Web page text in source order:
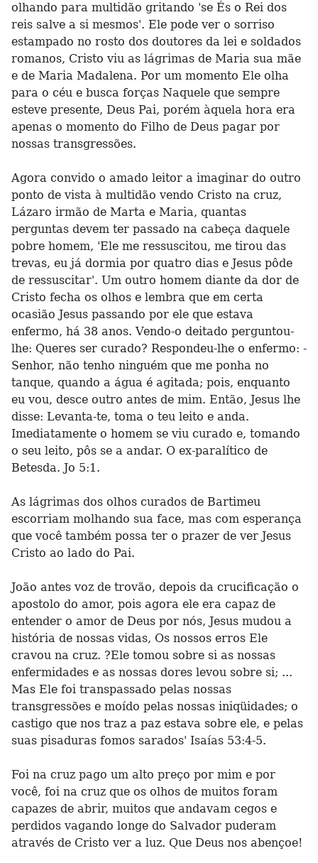
olhando para multidão gritando 'se És o Rei dos
reis salve a si mesmos'. Ele pode ver o sorriso
estampado no rosto dos doutores da lei e soldados
romanos, Cristo viu as lágrimas de Maria sua mãe
e de Maria Madalena. Por um momento Ele olha
para o céu e busca forças Naquele que sempre
esteve presente, Deus Pai, porém àquela hora era
apenas o momento do Filho de Deus pagar por
nossas transgressões.
Agora convido o amado leitor a imaginar do outro
ponto de vista à multidão vendo Cristo na cruz,
Lázaro irmão de Marta e Maria, quantas
perguntas devem ter passado na cabeça daquele
pobre homem, 'Ele me ressuscitou, me tirou das
trevas, eu já dormia por quatro dias e Jesus pôde
de ressuscitar'. Um outro homem diante da dor de
Cristo fecha os olhos e lembra que em certa
ocasião Jesus passando por ele que estava
enfermo, há 38 anos. Vendo-o deitado perguntou-
lhe: Queres ser curado? Respondeu-lhe o enfermo: -
Senhor, não tenho ninguém que me ponha no
tanque, quando a água é agitada; pois, enquanto
eu vou, desce outro antes de mim. Então, Jesus lhe
disse: Levanta-te, toma o teu leito e anda.
Imediatamente o homem se viu curado e, tomando
o seu leito, pôs se a andar. O ex-paralítico de
Betesda. Jo 5:1.
As lágrimas dos olhos curados de Bartimeu
escorriam molhando sua face, mas com esperança
que você também possa ter o prazer de ver Jesus
Cristo ao lado do Pai.
João antes voz de trovão, depois da crucificação o
apostolo do amor, pois agora ele era capaz de
entender o amor de Deus por nós, Jesus mudou a
história de nossas vidas, Os nossos erros Ele
cravou na cruz. ?Ele tomou sobre si as nossas
enfermidades e as nossas dores levou sobre si; ...
Mas Ele foi transpassado pelas nossas
transgressões e moído pelas nossas iniqüidades; o
castigo que nos traz a paz estava sobre ele, e pelas
suas pisaduras fomos sarados' Isaías 53:4-5.
Foi na cruz pago um alto preço por mim e por
você, foi na cruz que os olhos de muitos foram
capazes de abrir, muitos que andavam cegos e
perdidos vagando longe do Salvador puderam
através de Cristo ver a luz. Que Deus nos abençoe!